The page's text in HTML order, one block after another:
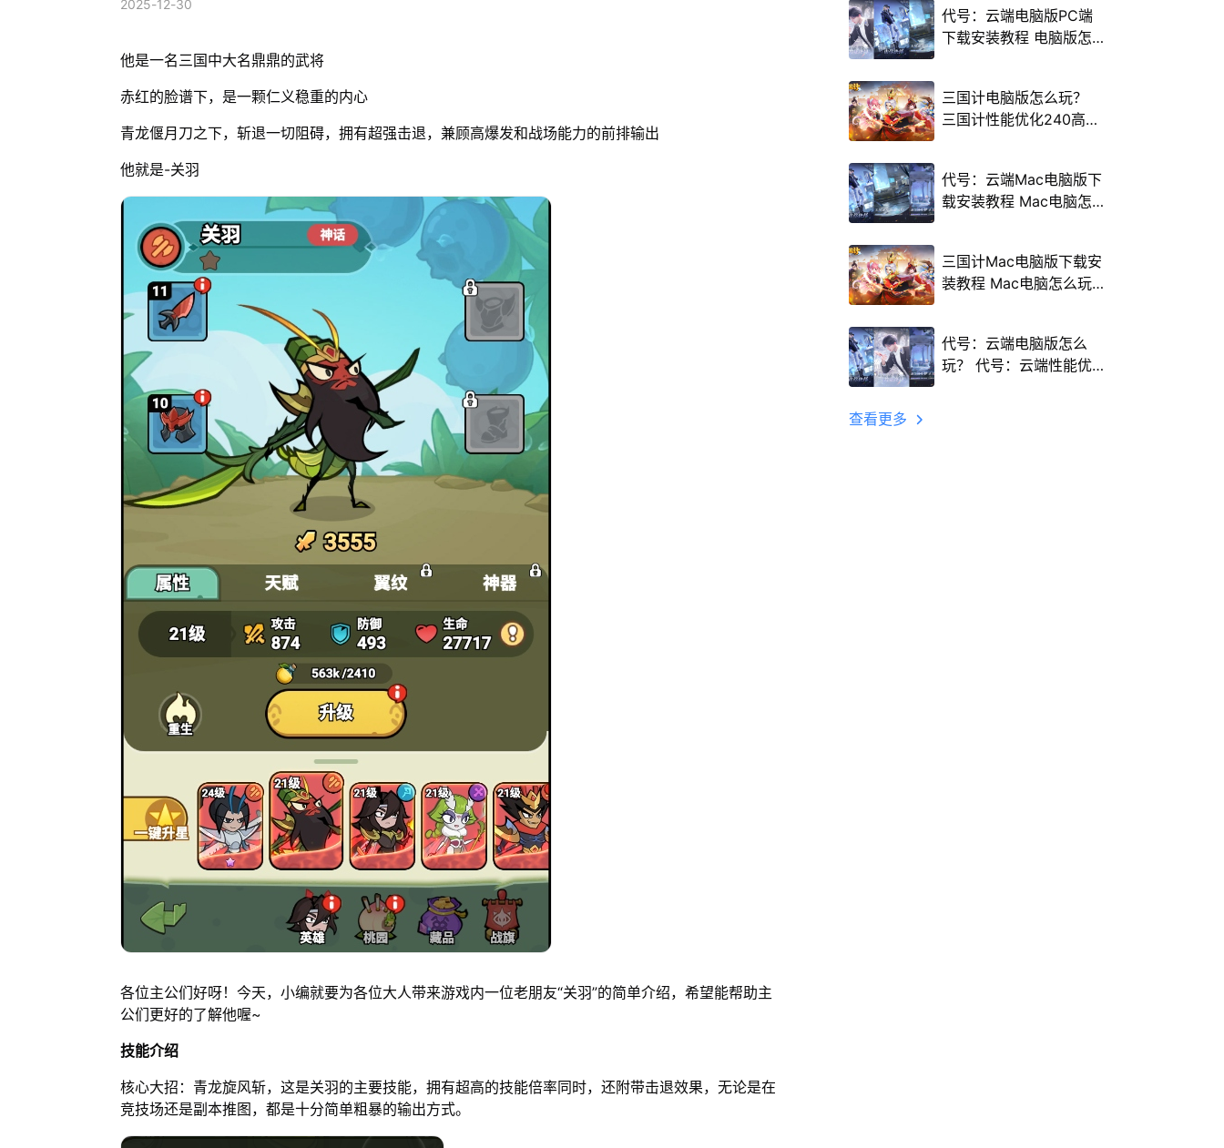
2025-12-30
他是一名三国中大名鼎鼎的武将
赤红的脸谱下，是一颗仁义稳重的内心
青龙偃月刀之下，斩退一切阻碍，拥有超强击退，兼顾高爆发和战场能力的前排输出
他就是-关羽
各位主公们好呀！今天，小编就要为各位大人带来游戏内一位老朋友“关羽”的简单介绍，希望能帮助主
公们更好的了解他喔~
技能介绍
核心大招：青龙旋风斩，这是关羽的主要技能，拥有超高的技能倍率同时，还附带击退效果，无论是在
竞技场还是副本推图，都是十分简单粗暴的输出方式。
代号：云端电脑版PC端
下载安装教程 电脑版怎
三国计电脑版怎么玩？
三国计性能优化240高帧
代号：云端Mac电脑版下
载安装教程 Mac电脑怎
三国计Mac电脑版下载安
装教程 Mac电脑怎么玩
代号：云端电脑版怎么
玩？ 代号：云端性能优
查看更多